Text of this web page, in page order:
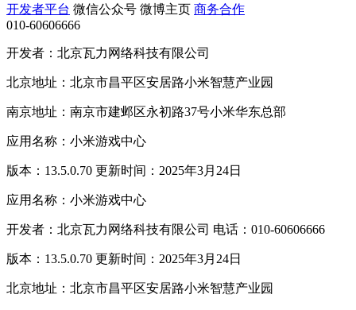
开发者平台 微信公众号 微博主页 商务合作
010-60606666
开发者：北京瓦力网络科技有限公司
北京地址：北京市昌平区安居路小米智慧产业园
南京地址：南京市建邺区永初路37号小米华东总部
应用名称：小米游戏中心
版本：13.5.0.70 更新时间：2025年3月24日
应用名称：小米游戏中心
开发者：北京瓦力网络科技有限公司 电话：010-60606666
版本：13.5.0.70 更新时间：2025年3月24日
北京地址：北京市昌平区安居路小米智慧产业园